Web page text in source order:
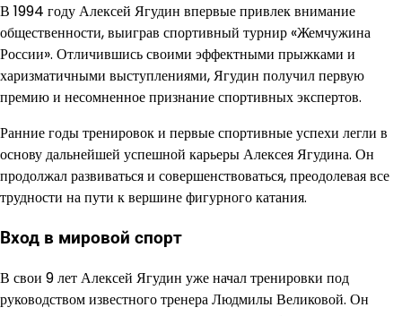
В 1994 году Алексей Ягудин впервые привлек внимание
общественности, выиграв спортивный турнир «Жемчужина
России». Отличившись своими эффектными прыжками и
харизматичными выступлениями, Ягудин получил первую
премию и несомненное признание спортивных экспертов.
Ранние годы тренировок и первые спортивные успехи легли в
основу дальнейшей успешной карьеры Алексея Ягудина. Он
продолжал развиваться и совершенствоваться, преодолевая все
трудности на пути к вершине фигурного катания.
Вход в мировой спорт
В свои 9 лет Алексей Ягудин уже начал тренировки под
руководством известного тренера Людмилы Великовой. Он